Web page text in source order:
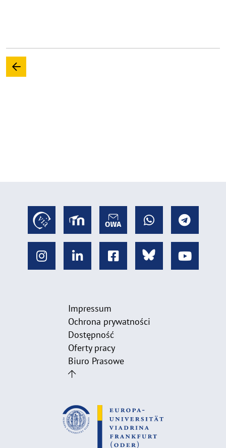
Impressum
Ochrona prywatności
Dostępność
Oferty pracy
Biuro Prasowe